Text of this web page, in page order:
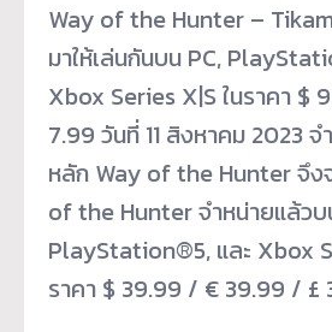
Way of the Hunter –
มาให้เล่นกันบน PC,
Xbox Series X|S ในราคา $
7.99 วันที่ 11 สิงหาคม 2023
หลัก Way of the Hunter จึง
of the Hunter จำหน่ายแล้วบ
PlayStation®5, และ Xbox
ราคา $ 39.99 / € 39.99 / £